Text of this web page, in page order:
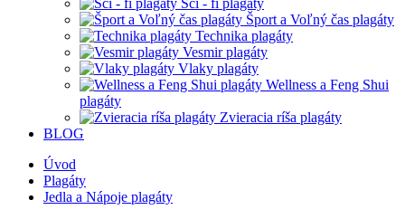
Sci - fi plagáty
Šport a Voľný čas plagáty
Technika plagáty
Vesmir plagáty
Vlaky plagáty
Wellness a Feng Shui
plagáty
Zvieracia ríša plagáty
BLOG
Úvod
Plagáty
Jedla a Nápoje plagáty